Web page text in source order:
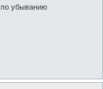
по убыванию